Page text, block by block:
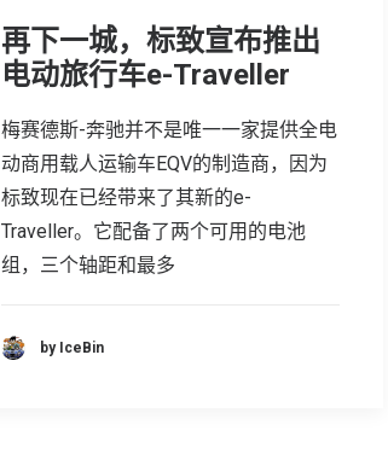
再下一城，标致宣布推出
电动旅行车e-Traveller
梅赛德斯-奔驰并不是唯一一家提供全电
动商用载人运输车EQV的制造商，因为
标致现在已经带来了其新的e-
Traveller。它配备了两个可用的电池
组，三个轴距和最多
by IceBin